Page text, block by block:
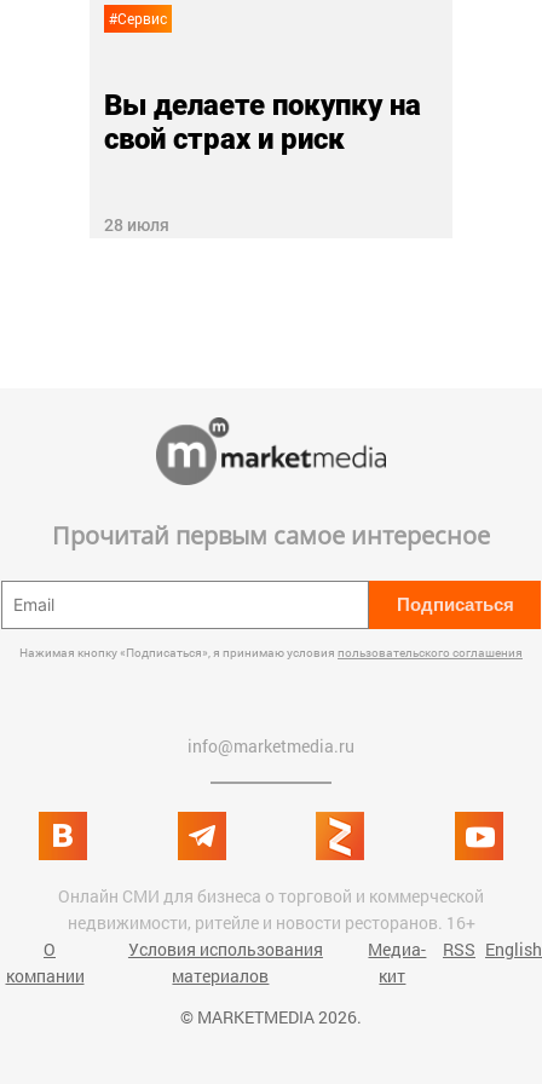
#Сервис
Вы делаете покупку на
свой страх и риск
28 июля
Прочитай первым самое интересное
Подписаться
Нажимая кнопку «Подписаться», я принимаю условия пользовательского соглашения
info@marketmedia.ru
Онлайн СМИ для бизнеса о торговой и коммерческой
недвижимости, ритейле и новости ресторанов. 16+
О
компании
Условия использования
материалов
Медиа-
кит
RSS English
© MARKETMEDIA 2026.